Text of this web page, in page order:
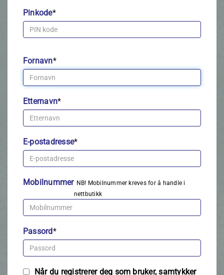
Pinkode*
Fornavn*
Etternavn*
E-postadresse*
Mobilnummer NB! Mobilnummer kreves for å handle i
nettbutikk
Passord*
Når du registrerer deg som bruker, samtykker